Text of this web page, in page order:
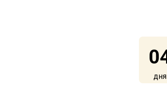
также
«Ленстройтрест»
дня